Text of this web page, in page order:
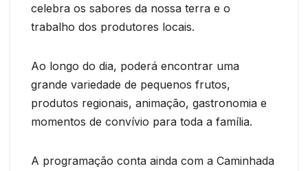
celebra os sabores da nossa terra e o
trabalho dos produtores locais.
Ao longo do dia, poderá encontrar uma
grande variedade de pequenos frutos,
produtos regionais, animação, gastronomia e
momentos de convívio para toda a família.
A programação conta ainda com a Caminhada